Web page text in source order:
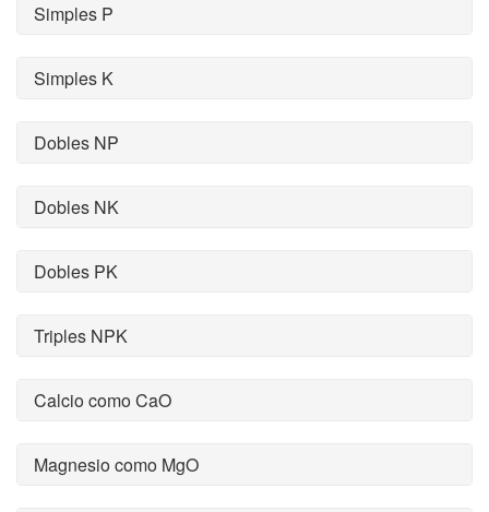
Simples P
Simples K
Dobles NP
Dobles NK
Dobles PK
Triples NPK
Calcio como CaO
Magnesio como MgO